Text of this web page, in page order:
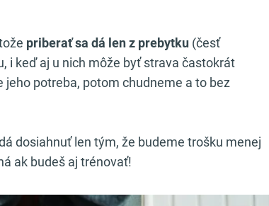
priberať sa dá len z prebytku (česť
i keď aj u nich môže byť strava častokrát
potreba, potom chudneme a to bez
dosiahnuť len tým, že budeme trošku menej
ak budeš aj trénovať!